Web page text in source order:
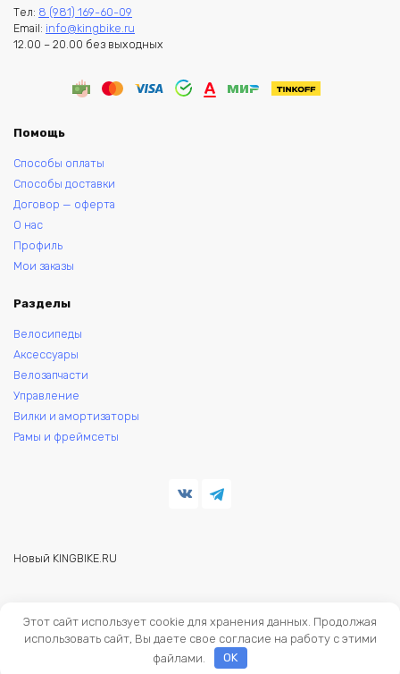
Тел: 8 (981) 169-60-09
Email: info@kingbike.ru
12.00 – 20.00 без выходных
Помощь
Способы оплаты
Способы доставки
Договор — оферта
О нас
Профиль
Мои заказы
Разделы
Велосипеды
Аксессуары
Велозапчасти
Управление
Вилки и амортизаторы
Рамы и фреймсеты
Новый KINGBIKE.RU
велосипедов.
Этот сайт использует cookie для хранения данных. Продолжая
использовать сайт, Вы даете свое согласие на работу с этими
файлами.
OK